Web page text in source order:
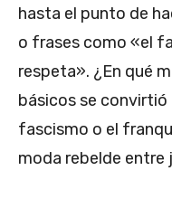
hasta el punto de
o frases como «el
respeta». ¿En qué
básicos se convirtió
fascismo o el
moda rebelde entre